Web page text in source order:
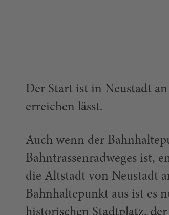
Der Start ist in Neustadt
erreichen lässt.
Auch wenn der
Bahntrassenradweges ist,
die Altstadt von Neustadt
Bahnhaltepunkt aus ist es